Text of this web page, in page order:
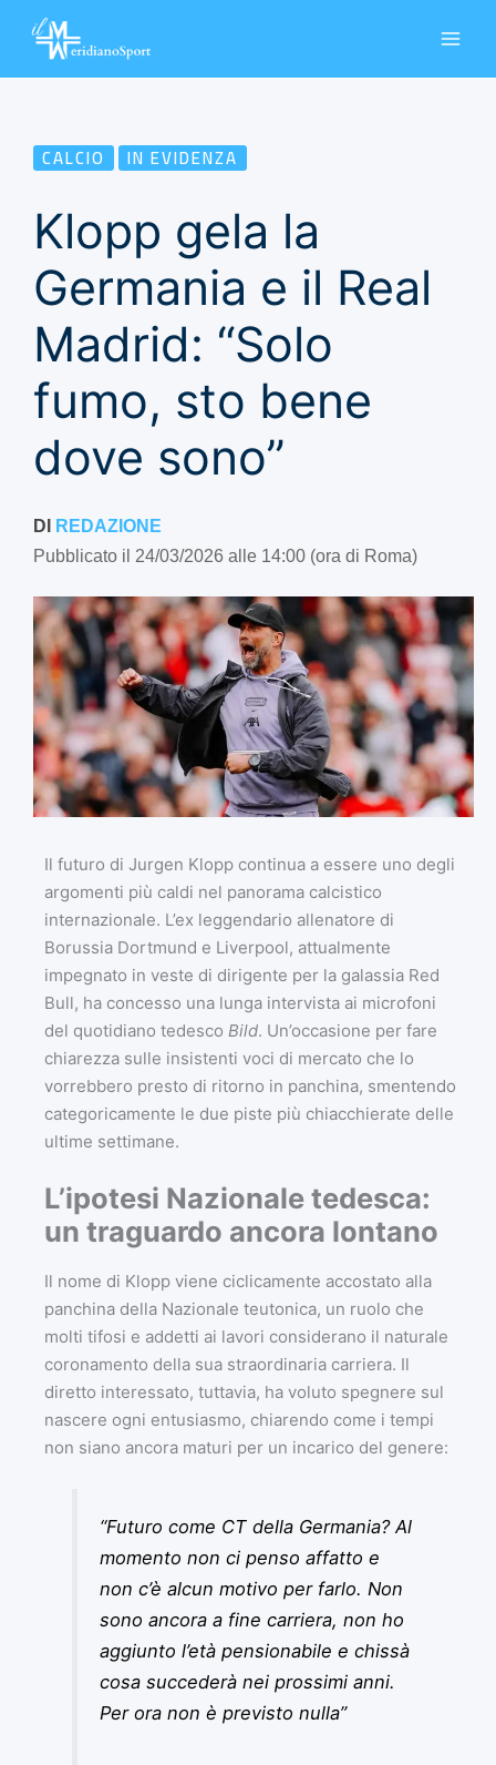
CALCIO IN EVIDENZA
Klopp gela la
Germania e il Real
Madrid: “Solo
fumo, sto bene
dove sono”
DI REDAZIONE
Pubblicato il 24/03/2026 alle 14:00 (ora di Roma)
Il futuro di Jurgen Klopp continua a essere uno degli
argomenti più caldi nel panorama calcistico
internazionale. L’ex leggendario allenatore di
Borussia Dortmund e Liverpool, attualmente
impegnato in veste di dirigente per la galassia Red
Bull, ha concesso una lunga intervista ai microfoni
del quotidiano tedesco Bild. Un’occasione per fare
chiarezza sulle insistenti voci di mercato che lo
vorrebbero presto di ritorno in panchina, smentendo
categoricamente le due piste più chiacchierate delle
ultime settimane.
L’ipotesi Nazionale tedesca:
un traguardo ancora lontano
Il nome di Klopp viene ciclicamente accostato alla
panchina della Nazionale teutonica, un ruolo che
molti tifosi e addetti ai lavori considerano il naturale
coronamento della sua straordinaria carriera. Il
diretto interessato, tuttavia, ha voluto spegnere sul
nascere ogni entusiasmo, chiarendo come i tempi
non siano ancora maturi per un incarico del genere:
“Futuro come CT della Germania? Al
momento non ci penso affatto e
non c’è alcun motivo per farlo. Non
sono ancora a fine carriera, non ho
aggiunto l’età pensionabile e chissà
cosa succederà nei prossimi anni.
Per ora non è previsto nulla”